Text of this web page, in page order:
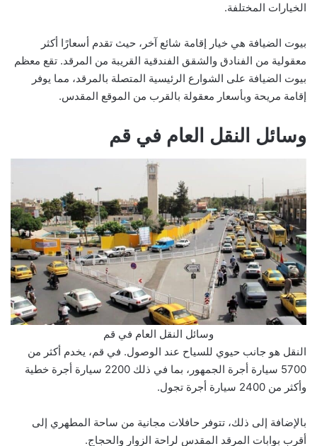
الخيارات المختلفة.
بيوت الضيافة هي خيار إقامة شائع آخر، حيث تقدم أسعارًا أكثر
معقولية من الفنادق والشقق الفندقية القريبة من المرقد. تقع معظم
بيوت الضيافة على الشوارع الرئيسية المتصلة بالمرقد، مما يوفر
إقامة مريحة وبأسعار معقولة بالقرب من الموقع المقدس.
وسائل النقل العام في قم
وسائل النقل العام في قم
النقل هو جانب حيوي للسياح عند الوصول. في قم، يخدم أكثر من
5700 سيارة أجرة الجمهور، بما في ذلك 2200 سيارة أجرة خطية
وأكثر من 2400 سيارة أجرة تجول.
بالإضافة إلى ذلك، تتوفر حافلات مجانية من ساحة المطهري إلى
أقرب بوابات المرقد المقدس لراحة الزوار والحجاج.